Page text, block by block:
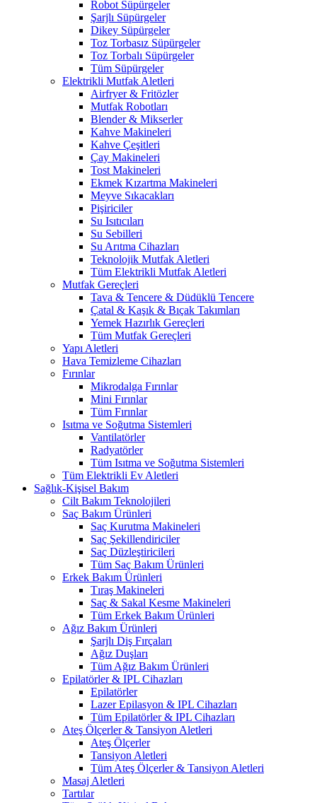
Robot Süpürgeler
Şarjlı Süpürgeler
Dikey Süpürgeler
Toz Torbasız Süpürgeler
Toz Torbalı Süpürgeler
Tüm Süpürgeler
Elektrikli Mutfak Aletleri
Airfryer & Fritözler
Mutfak Robotları
Blender & Mikserler
Kahve Makineleri
Kahve Çeşitleri
Çay Makineleri
Tost Makineleri
Ekmek Kızartma Makineleri
Meyve Sıkacakları
Pişiriciler
Su Isıtıcıları
Su Sebilleri
Su Arıtma Cihazları
Teknolojik Mutfak Aletleri
Tüm Elektrikli Mutfak Aletleri
Mutfak Gereçleri
Tava & Tencere & Düdüklü Tencere
Çatal & Kaşık & Bıçak Takımları
Yemek Hazırlık Gereçleri
Tüm Mutfak Gereçleri
Yapı Aletleri
Hava Temizleme Cihazları
Fırınlar
Mikrodalga Fırınlar
Mini Fırınlar
Tüm Fırınlar
Isıtma ve Soğutma Sistemleri
Vantilatörler
Radyatörler
Tüm Isıtma ve Soğutma Sistemleri
Tüm Elektrikli Ev Aletleri
Sağlık-Kişisel Bakım
Cilt Bakım Teknolojileri
Saç Bakım Ürünleri
Saç Kurutma Makineleri
Saç Şekillendiriciler
Saç Düzleştiricileri
Tüm Saç Bakım Ürünleri
Erkek Bakım Ürünleri
Tıraş Makineleri
Saç & Sakal Kesme Makineleri
Tüm Erkek Bakım Ürünleri
Ağız Bakım Ürünleri
Şarjlı Diş Fırçaları
Ağız Duşları
Tüm Ağız Bakım Ürünleri
Epilatörler & IPL Cihazları
Epilatörler
Lazer Epilasyon & IPL Cihazları
Tüm Epilatörler & IPL Cihazları
Ateş Ölçerler & Tansiyon Aletleri
Ateş Ölçerler
Tansiyon Aletleri
Tüm Ateş Ölçerler & Tansiyon Aletleri
Masaj Aletleri
Tartılar